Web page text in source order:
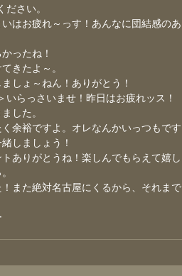
さい。
はお疲れ～っす！あんなに団結感の
ったね！
きたよ～。
しょ～ねん！ありがとう！
いらっさいませ！昨日はお疲れッス！
した。
余裕ですよ。オレなんかいっつもで
しましょう！
ありがとうね！楽しんでもらえて嬉
また絶対名古屋にくるから、それま